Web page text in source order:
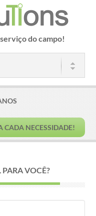
do campo!
CADA NECESSIDADE!
VOCÊ?